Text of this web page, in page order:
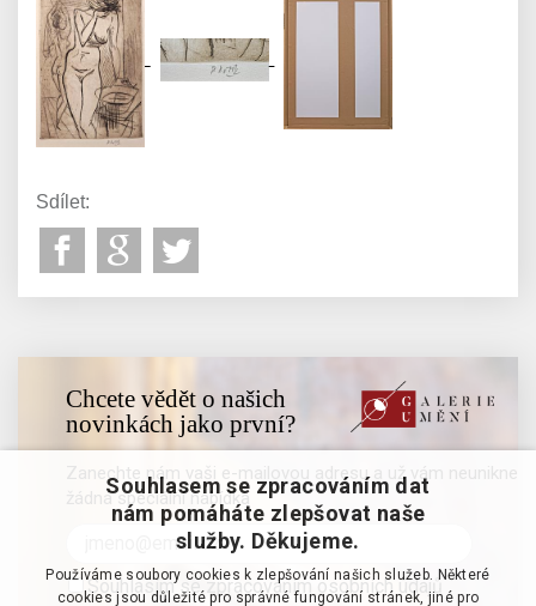
Sdílet:
Chcete vědět o našich
novinkách jako první?
Zanechte nám vaši e-mailovou adresu a už vám neunikne
žádná speciální nabídka
Souhlasím se zpracováním osobních údajů
Souhlasem se zpracováním dat
nám pomáháte zlepšovat naše
služby. Děkujeme.
Používáme soubory cookies k zlepšování našich služeb. Některé
cookies jsou důležité pro správné fungování stránek, jiné pro